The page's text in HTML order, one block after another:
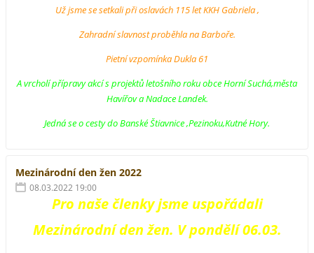
Už jsme se setkali při oslavách 115 let KKH Gabriela ,
Zahradní slavnost proběhla na Barboře.
Pietní vzpomínka Dukla 61
A vrcholí přípravy akcí s projektů letošního roku obce Horní Suchá,města
Havířov a Nadace Landek.
Jedná se o cesty do Banské Štiavnice ,Pezinoku,Kutné Hory.
Mezinárodní den žen 2022
08.03.2022 19:00
Pro naše členky jsme uspořádali
Mezinárodní den žen. V pondělí 06.03.